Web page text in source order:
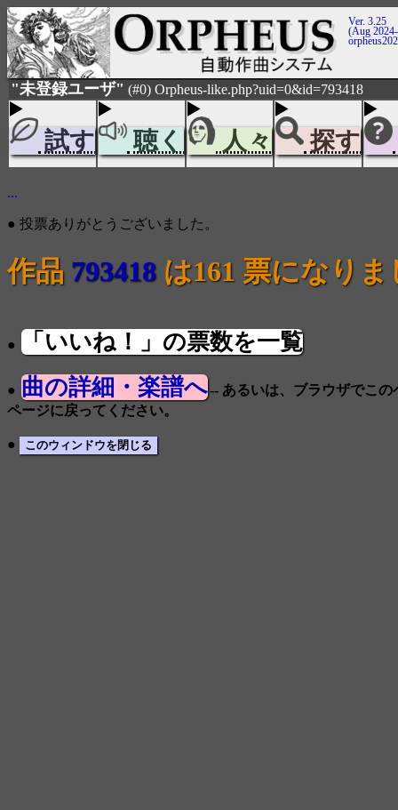
Ver. 3.25
(Aug
"未登録ユーザ" (#0) Orpheus-like.php?uid=0&id=793418
試す 聴く 人々 探す
...
● 投票ありがとうございました。
作品 793418 は161 票になりま
● 「いいね！」の票数を一覧
● 曲の詳細・楽譜へ-- あるいは、ブラウザでこ
ページに戻ってください。
●